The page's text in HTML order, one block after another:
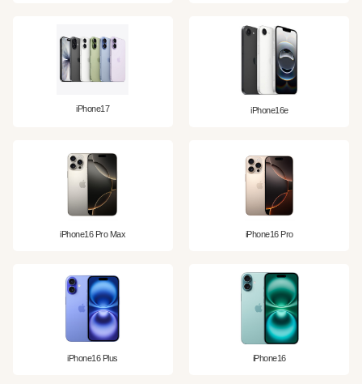
iPhone17 iPhone16e
iPhone16 Pro Max iPhone16 Pro
iPhone16 Plus iPhone16